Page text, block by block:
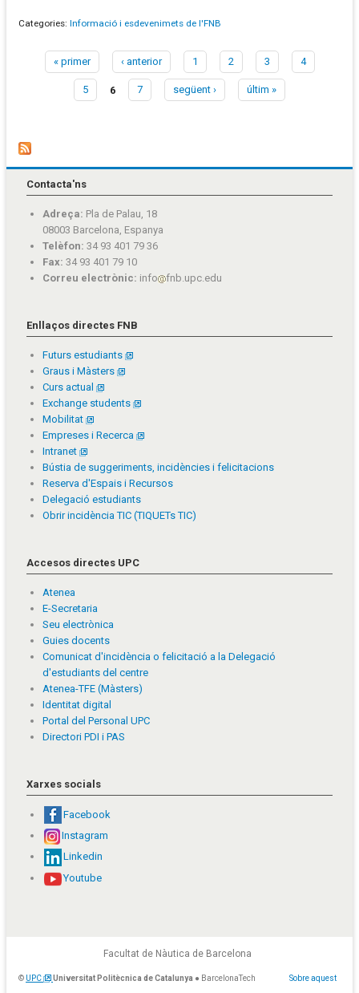
Categories: Informació i esdevenimets de l'FNB
Pàgines
« primer ‹ anterior 1 2 3 4
5 6 7 següent › últim »
Contacta'ns
Adreça: Pla de Palau, 18
08003 Barcelona, Espanya
Telèfon: 34 93 401 79 36
Fax: 34 93 401 79 10
Correu electrònic: info fnb.upc.edu
Enllaços directes FNB
Futurs estudiants
Graus i Màsters
Curs actual
Exchange students
Mobilitat
Empreses i Recerca
Intranet
Bústia de suggeriments, incidències i felicitacions
Reserva d'Espais i Recursos
Delegació estudiants
Obrir incidència TIC (TIQUETs TIC)
Accesos directes UPC
Atenea
E-Secretaria
Seu electrònica
Guies docents
Comunicat d'incidència o felicitació a la Delegació
d'estudiants del centre
Atenea-TFE (Màsters)
Identitat digital
Portal del Personal UPC
Directori PDI i PAS
Xarxes socials
Facebook
Instagram
Linkedin
Youtube
Facultat de Nàutica de Barcelona
© UPC Universitat Politècnica de Catalunya ● BarcelonaTech Sobre aquest